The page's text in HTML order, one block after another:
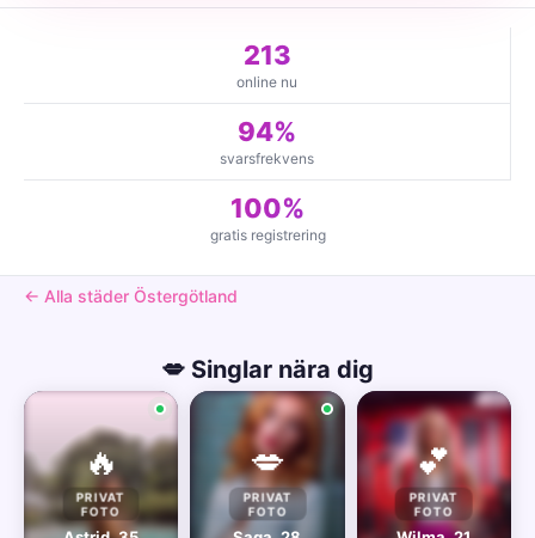
213
online nu
94%
svarsfrekvens
100%
gratis registrering
← Alla städer Östergötland
💋 Singlar nära dig
🔥
PRIVAT
FOTO
💋
PRIVAT
FOTO
💕
PRIVAT
FOTO